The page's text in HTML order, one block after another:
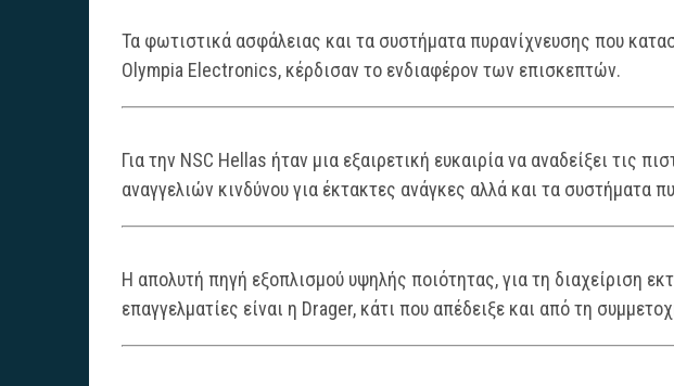
Τα φωτιστικά ασφάλειας και τα συστήματα πυρανίχνευσης που
Olympia Electronics, κέρδισαν το ενδιαφέρον των επισκεπτών.
Για την NSC Hellas ήταν μια εξαιρετική ευκαιρία να αναδείξει τις
αναγγελιών κινδύνου για έκτακτες ανάγκες αλλά και τα συστήματα
Η απολυτή πηγή εξοπλισμού υψηλής ποιότητας, για τη διαχείριση
επαγγελματίες είναι η Drager, κάτι που απέδειξε και από τη